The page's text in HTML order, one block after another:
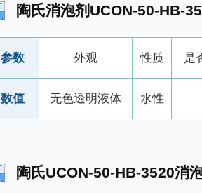
陶氏消泡剂UCON-50-HB-
参数 外观 性质 是
数值 无色透明液体 水性
陶氏UCON-50-HB-3520消